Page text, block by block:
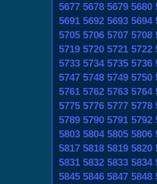
5677 5678 5679 5680
5691 5692 5693 5694
5705 5706 5707 5708
5719 5720 5721 5722
5733 5734 5735 5736
5747 5748 5749 5750
5761 5762 5763 5764
5775 5776 5777 5778
5789 5790 5791 5792
5803 5804 5805 5806
5817 5818 5819 5820
5831 5832 5833 5834
5845 5846 5847 5848